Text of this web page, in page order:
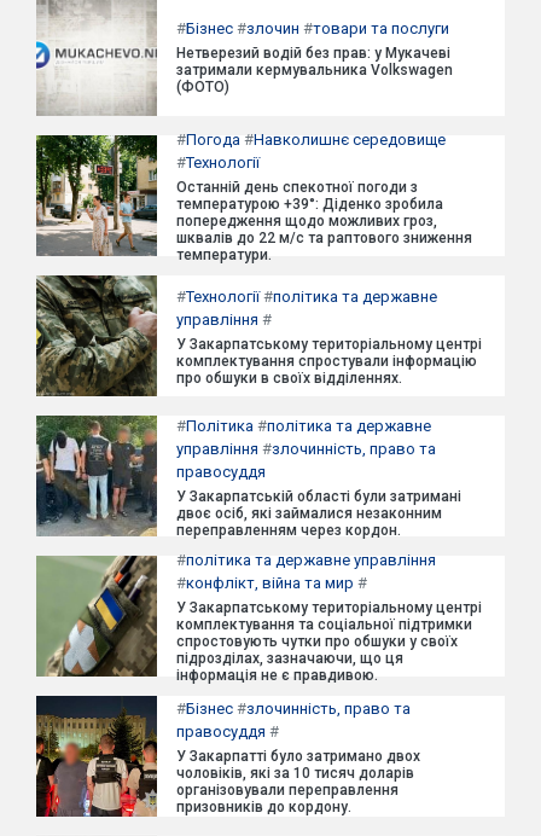
#Бізнес #злочин #товари та послуги
Нетверезий водій без прав: у Мукачеві
затримали кермувальника Volkswagen
(ФОТО)
#Погода #Навколишнє середовище
#Технології
Останній день спекотної погоди з
температурою +39°: Діденко зробила
попередження щодо можливих гроз,
шквалів до 22 м/с та раптового зниження
температури.
#Технології#політика та державне
управління #
У Закарпатському територіальному центрі
комплектування спростували інформацію
про обшуки в своїх відділеннях.
#Політика #політика та державне
управління #злочинність, право та
правосуддя
У Закарпатській області були затримані
двоє осіб, які займалися незаконним
переправленням через кордон.
#політика та державне управління
#конфлікт, війна та мир #
У Закарпатському територіальному центрі
комплектування та соціальної підтримки
спростовують чутки про обшуки у своїх
підрозділах, зазначаючи, що ця
інформація не є правдивою.
#Бізнес #злочинність, право та
правосуддя #
У Закарпатті було затримано двох
чоловіків, які за 10 тисяч доларів
організовували переправлення
призовників до кордону.